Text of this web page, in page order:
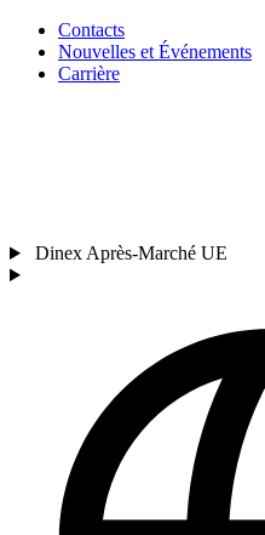
Contacts
Nouvelles et Événements
Carrière
Dinex Après-Marché UE